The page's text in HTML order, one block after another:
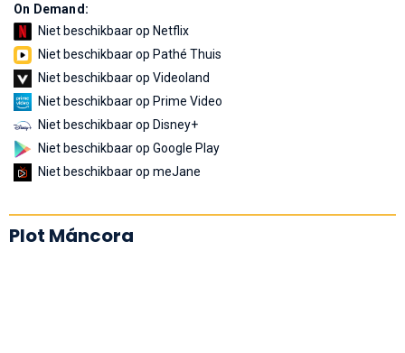
On Demand:
Niet beschikbaar op Netflix
Niet beschikbaar op Pathé Thuis
Niet beschikbaar op Videoland
Niet beschikbaar op Prime Video
Niet beschikbaar op Disney+
Niet beschikbaar op Google Play
Niet beschikbaar op meJane
Plot Máncora